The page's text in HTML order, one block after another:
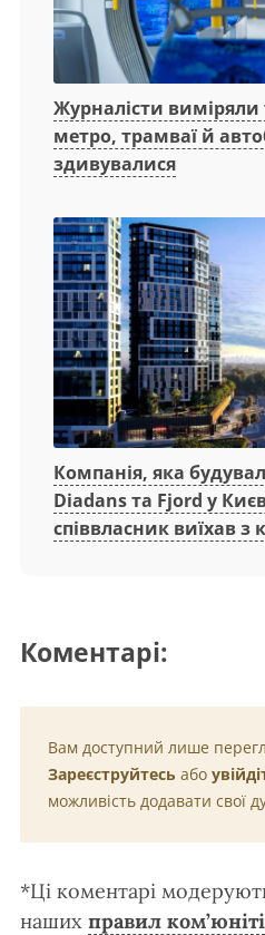
Журналісти виміряли
метро, трамваї й
здивувалися
Компанія, яка
Diadans та Fjord у
співвласник виїхав з
Коментарі:
Вам доступний лише
Зареєструйтесь або
можливість додавати свої
*Ці коментарі
наших правил ком’юніті